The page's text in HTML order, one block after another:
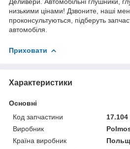
низькими цінами! Дзвоните, наші
проконсультуються, підберуть
автомобіля.
Приховати
Характеристики
Основні
Код запчастини
17.104
Виробник
Країна виробник